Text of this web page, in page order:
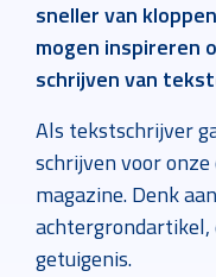
sneller van
mogen inspireren
schrijven van
Als tekstschrijver
schrijven voor
magazine. Denk
achtergrondartikel,
getuigenis.